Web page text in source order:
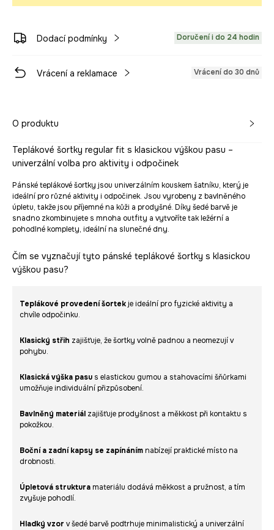
Dodací podmínky Doručení i do 24 hodin
Vrácení a reklamace Vrácení do 30 dnů
O produktu
Teplákové šortky regular fit s klasickou výškou pasu –
univerzální volba pro aktivity i odpočinek
Pánské teplákové šortky jsou univerzálním kouskem šatníku, který je
ideální pro různé aktivity i odpočinek. Jsou vyrobeny z bavlněného
úpletu, takže jsou příjemné na kůži a prodyšné. Díky šedé barvě je
snadno zkombinujete s mnoha outfity a vytvoříte tak ležérní a
pohodlné komplety, ideální na slunečné dny.
Čím se vyznačují tyto pánské teplákové šortky s klasickou
výškou pasu?
Teplákové provedení šortekje ideální pro fyzické aktivity a
chvíle odpočinku.
Klasický střih zajišťuje, že šortky volně padnou a neomezují v
pohybu.
Klasická výška pasu s elastickou gumou a stahovacími šňůrkami
umožňuje individuální přizpůsobení.
Bavlněný materiál zajišťuje prodyšnost a měkkost při kontaktu s
pokožkou.
Boční a zadní kapsy se zapínáním nabízejí praktické místo na
drobnosti.
Úpletová struktura materiálu dodává měkkost a pružnost, a tím
zvyšuje pohodlí.
Hladký vzor v šedé barvě podtrhuje minimalistický a univerzální